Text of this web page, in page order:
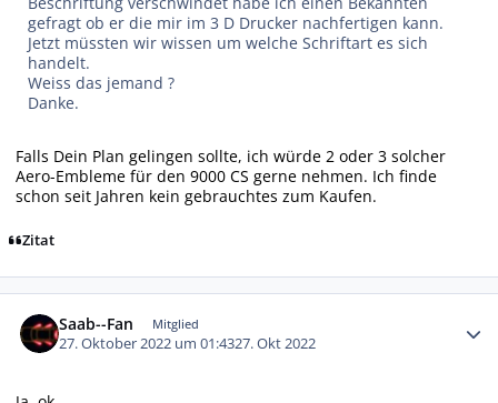
gefragt ob er die mir im 3 D Drucker nachfertigen kann.
Jetzt müssten wir wissen um welche Schriftart es sich
handelt.
Weiss das jemand ?
Danke.
Falls Dein Plan gelingen sollte, ich würde 2 oder 3 solcher
Aero-Embleme für den 9000 CS gerne nehmen. Ich finde
schon seit Jahren kein gebrauchtes zum Kaufen.
Zitat
Saab--Fan Mitglied
27. Oktober 2022 um 01:4327. Okt 2022